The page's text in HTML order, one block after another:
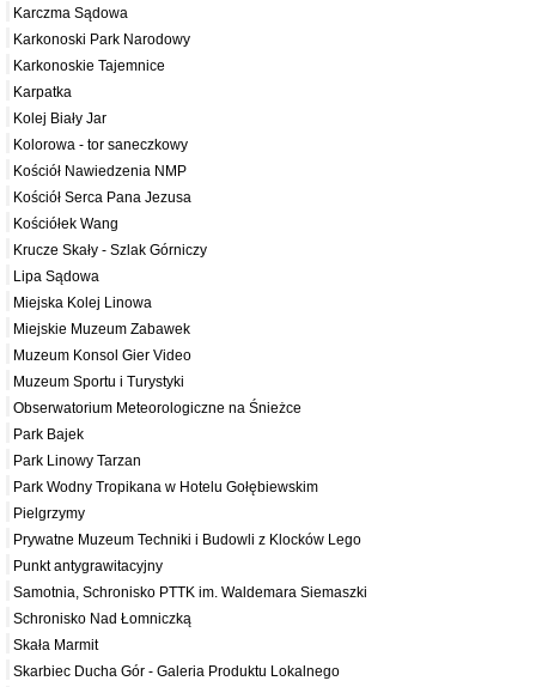
Karczma Sądowa
Karkonoski Park Narodowy
Karkonoskie Tajemnice
Karpatka
Kolej Biały Jar
Kolorowa - tor saneczkowy
Kościół Nawiedzenia NMP
Kościół Serca Pana Jezusa
Kościółek Wang
Krucze Skały - Szlak Górniczy
Lipa Sądowa
Miejska Kolej Linowa
Miejskie Muzeum Zabawek
Muzeum Konsol Gier Video
Muzeum Sportu i Turystyki
Obserwatorium Meteorologiczne na Śnieżce
Park Bajek
Park Linowy Tarzan
Park Wodny Tropikana w Hotelu Gołębiewskim
Pielgrzymy
Prywatne Muzeum Techniki i Budowli z Klocków Lego
Punkt antygrawitacyjny
Samotnia, Schronisko PTTK im. Waldemara Siemaszki
Schronisko Nad Łomniczką
Skała Marmit
Skarbiec Ducha Gór - Galeria Produktu Lokalnego